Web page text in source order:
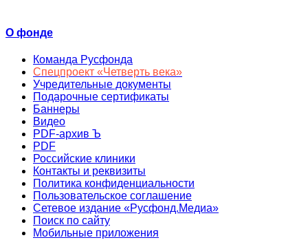
О фонде
Команда Русфонда
Спецпроект «Четверть века»
Учредительные документы
Подарочные сертификаты
Баннеры
Видео
PDF-архив Ъ
PDF
Российские клиники
Контакты и реквизиты
Политика конфиденциальности
Пользовательское соглашение
Сетевое издание «Русфонд.Медиа»
Поиск по сайту
Мобильные приложения